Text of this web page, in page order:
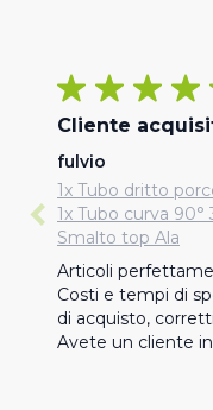
Cliente
fulvio
1x Tubo dritto
1x Tubo curva
Smalto top Ala
Articoli
Costi e tempi di
di acquisto,
Avete un cliente